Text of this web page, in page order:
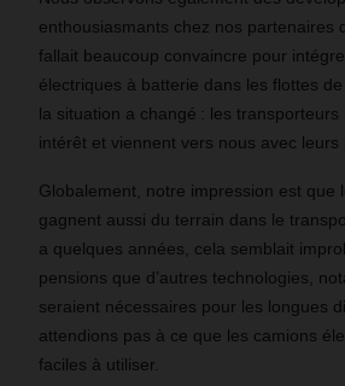
enthousiasmants chez nos partenaires
fallait beaucoup convaincre pour
électriques à batterie dans les flottes de
la situation a changé : les
intérêt et viennent vers nous avec leurs
Globalement, notre impression est que
gagnent aussi du terrain dans le
a quelques années, cela semblait
pensions que d’autres technologies,
seraient nécessaires pour les longues
attendions pas à ce que les camions
faciles à utiliser.